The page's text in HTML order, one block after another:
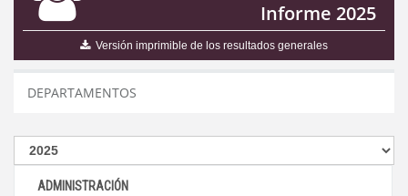
Informe 2025
Versión imprimible de los resultados generales
DEPARTAMENTOS
ADMINISTRACIÓN